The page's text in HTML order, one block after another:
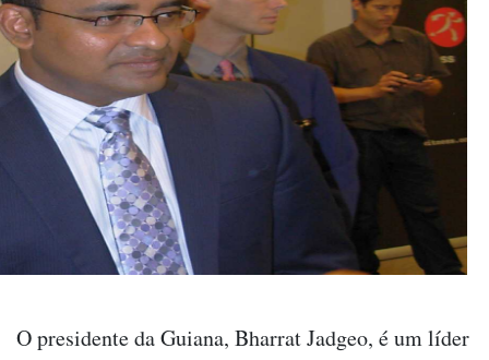
O presidente da Guiana, Bharrat Jadgeo, é um líder